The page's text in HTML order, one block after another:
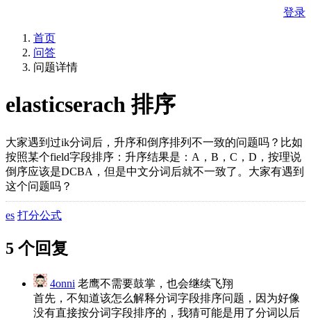
登录
首页
问答
问题详情
elasticserach 排序
大家遇到过ik分词后，升序和倒序排列不一致的问题吗？比如
按照某个field字段排序：升序结果是：A，B，C，D，按理说
倒序应该是DCBA，但是中文分词后就不一致了。大家有遇到
这个问题吗？
es 打分公式
5 个回复
4onni 老鹰不需要鼓掌，也会继续飞翔
首先，不知道该怎么解释分词字段排序问题，因为好像
没有直接按分词字段排序的，我猜可能是用了分词以后